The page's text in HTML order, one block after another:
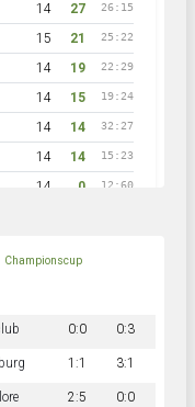
14 27 26:15
15 21 25:22
14 19 22:29
14 15 19:24
14 14 32:27
14 14 15:23
14 0 12:60
Championscup
0:0 0:3
1:1 3:1
2:5 0:0